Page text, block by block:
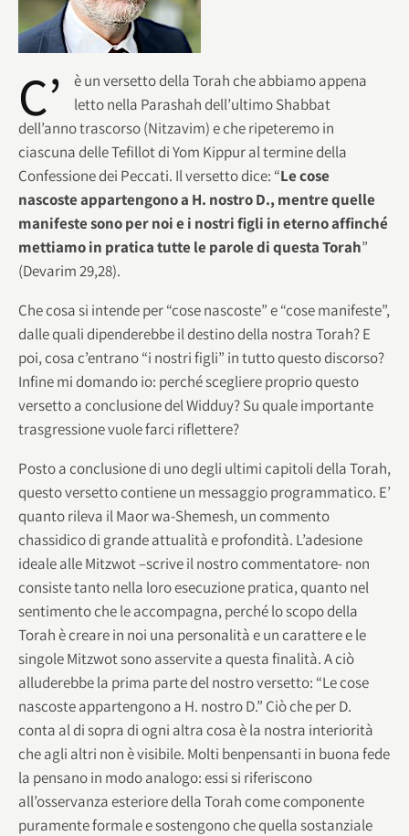
C’
è un versetto della Torah che abbiamo appena
letto nella Parashah dell’ultimo Shabbat
dell’anno trascorso (Nitzavim) e che ripeteremo in
ciascuna delle Tefillot di Yom Kippur al termine della
Confessione dei Peccati. Il versetto dice: “Le cose
nascoste appartengono a H. nostro D., mentre quelle
manifeste sono per noi e i nostri figli in eterno affinché
mettiamo in pratica tutte le parole di questa Torah”
(Devarim 29,28).
Che cosa si intende per “cose nascoste” e “cose manifeste”,
dalle quali dipenderebbe il destino della nostra Torah? E
poi, cosa c’entrano “i nostri figli” in tutto questo discorso?
Infine mi domando io: perché scegliere proprio questo
versetto a conclusione del Widduy? Su quale importante
trasgressione vuole farci riflettere?
Posto a conclusione di uno degli ultimi capitoli della Torah,
questo versetto contiene un messaggio programmatico. E’
quanto rileva il Maor wa-Shemesh, un commento
chassidico di grande attualità e profondità. L’adesione
ideale alle Mitzwot –scrive il nostro commentatore- non
consiste tanto nella loro esecuzione pratica, quanto nel
sentimento che le accompagna, perché lo scopo della
Torah è creare in noi una personalità e un carattere e le
singole Mitzwot sono asservite a questa finalità. A ciò
alluderebbe la prima parte del nostro versetto: “Le cose
nascoste appartengono a H. nostro D.” Ciò che per D.
conta al di sopra di ogni altra cosa è la nostra interiorità
che agli altri non è visibile. Molti benpensanti in buona fede
la pensano in modo analogo: essi si riferiscono
all’osservanza esteriore della Torah come componente
puramente formale e sostengono che quella sostanziale